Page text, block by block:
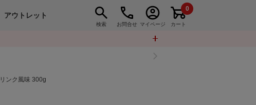
アウトレット
検索 お問合せ マイページ カート
0
ンク風味 300g